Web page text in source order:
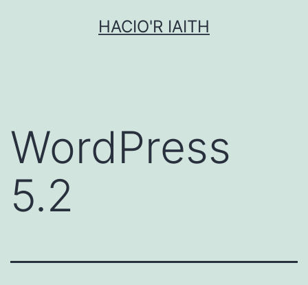
HACIO'R IAITH
WordPress
5.2